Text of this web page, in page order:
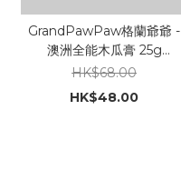
GrandPawPaw格蘭爺爺 -
澳洲全能木瓜膏 25g
(Manuka麥盧卡蜂蜜20⁺ &
有機葵花籽油 - 改良版)
HK$68.00
HK$48.00